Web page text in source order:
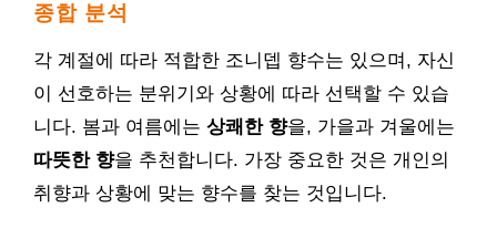
종합 분석
각 계절에 따라 적합한 조니뎁 향수는 있으며, 자신
이 선호하는 분위기와 상황에 따라 선택할 수 있습
니다. 봄과 여름에는 상쾌한 향을, 가을과 겨울에는
따뜻한 향을 추천합니다. 가장 중요한 것은 개인의
취향과 상황에 맞는 향수를 찾는 것입니다.